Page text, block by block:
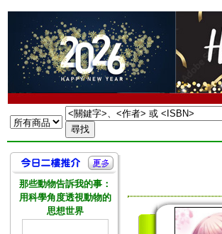
那些動物告訴我的事：
用科學角度透視動物的
思想世界